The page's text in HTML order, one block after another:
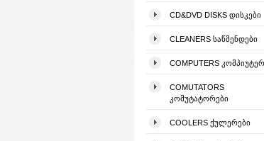
CD&DVD DISKS ᲓᲘᲡᲙᲔᲑᲘ
CLEANERS ᲡᲐᲬᲛᲔᲜᲓᲔᲑᲘ
COMPUTERS
COMUTATORS
ᲙᲝᲛᲣᲢᲐᲢᲝᲠᲔᲑᲘ
COOLERS ᲥᲣᲚᲔᲠᲔᲑᲘ